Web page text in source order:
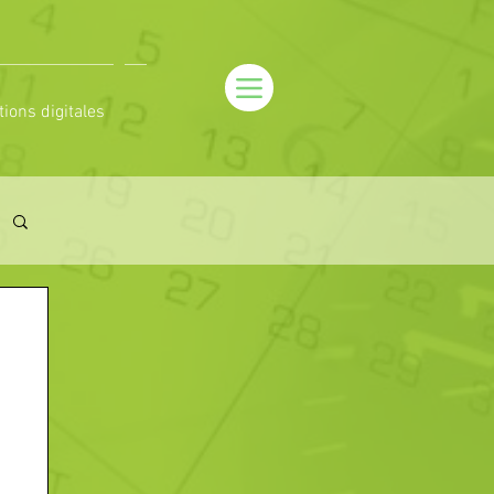
digitales